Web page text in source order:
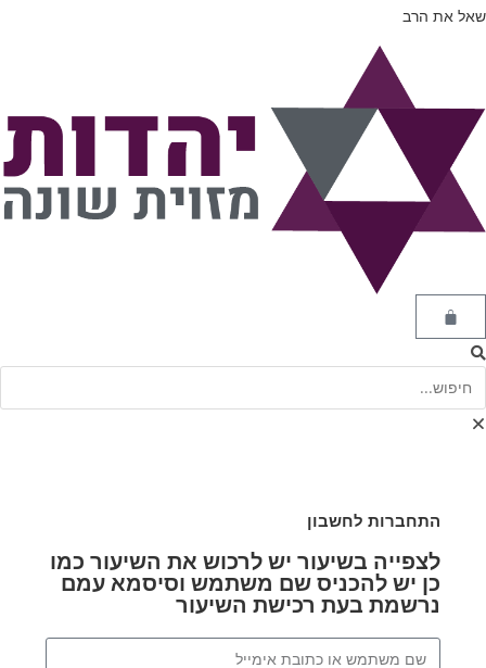
שאל את הרב
התחברות לחשבון
לצפייה בשיעור יש לרכוש את השיעור כמו
כן יש להכניס שם משתמש וסיסמא עמם
נרשמת בעת רכישת השיעור